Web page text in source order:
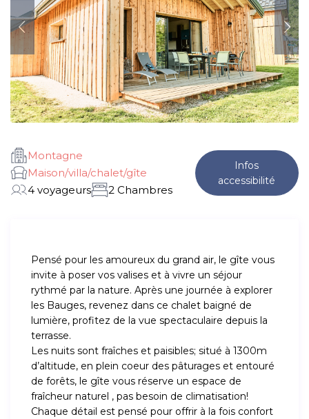
Montagne
Maison/villa/chalet/gîte
4 voyageurs
2 Chambres
Infos
accessibilité
Pensé pour les amoureux du grand air, le gîte vous
invite à poser vos valises et à vivre un séjour
rythmé par la nature. Après une journée à explorer
les Bauges, revenez dans ce chalet baigné de
lumière, profitez de la vue spectaculaire depuis la
terrasse.
Les nuits sont fraîches et paisibles; situé à 1300m
d’altitude, en plein coeur des pâturages et entouré
de forêts, le gîte vous réserve un espace de
fraîcheur naturel , pas besoin de climatisation!
Chaque détail est pensé pour offrir à la fois confort